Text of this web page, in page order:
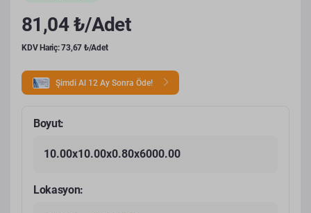
81,04 ₺/Adet
KDV Hariç: 73,67 ₺/Adet
Şimdi Al 12 Ay Sonra Öde!
Boyut:
10.00x10.00x0.80x6000.00
Lokasyon: